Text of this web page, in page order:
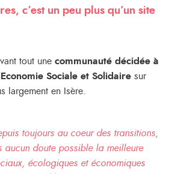
c’est un peu plus qu’un site
tout une communauté décidée à
Sociale et Solidaire sur
largement en Isère.
toujours au coeur des transitions,
aucun doute possible la meilleure
écologiques et économiques